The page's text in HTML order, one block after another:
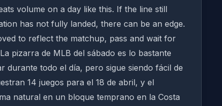
volume on a day like this. If the line still
has not fully landed, there can be an edge.
to reflect the matchup, pass and wait for
pizarra de MLB del sábado es lo bastante
durante todo el día, pero sigue siendo fácil de
14 juegos para el 18 de abril, y el
natural en un bloque temprano en la Costa